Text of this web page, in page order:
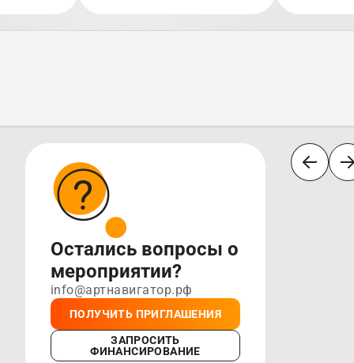
Остались вопросы о
мероприятии?
info@артнавигатор.рф
ПОЛУЧИТЬ ПРИГЛАШЕНИЯ
ЗАПРОСИТЬ
ФИНАНСИРОВАНИЕ